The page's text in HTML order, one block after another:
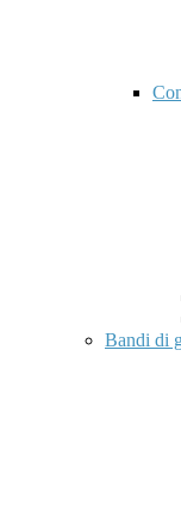
Bandi di